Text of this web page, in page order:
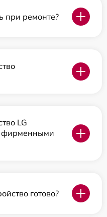
при ремонте?
LG
фирменными
готово?